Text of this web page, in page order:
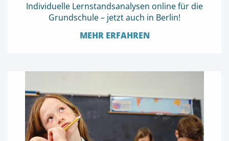
Individuelle Lernstandsanalysen online für die
Grundschule – jetzt auch in Berlin!
MEHR ERFAHREN